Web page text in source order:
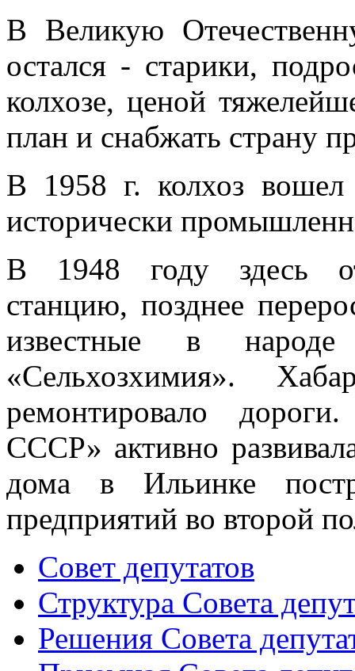
В Великую
остался - старики,
колхозе, ценой
план и снабжать страну
В 1958 г. колхоз вошел
исторически
В 1948 году здесь
станцию, позднее
известные в
«Сельхозхимия».
ремонтировало
СССР» активно
дома в Ильинке
предприятий во второй
Совет депутатов
Структура Совета
Решения Совета